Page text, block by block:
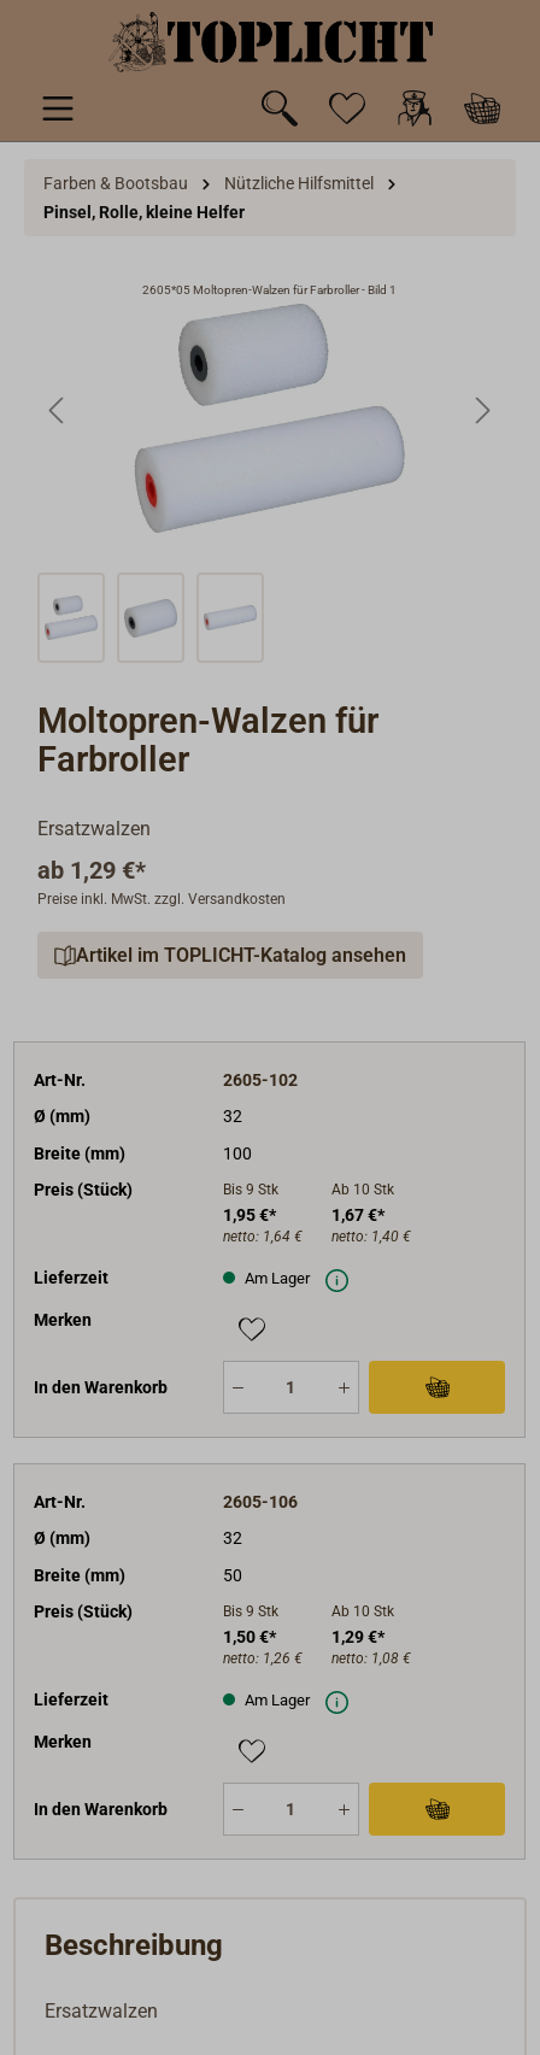
springen
Farben & Bootsbau
Nützliche Hilfsmittel
Pinsel, Rolle, kleine Helfer
2605*05 Moltopren-Walzen für Farbroller - Bild 1
Moltopren-Walzen für
Farbroller
Ersatzwalzen
ab 1,29 €*
Preise inkl. MwSt. zzgl. Versandkosten
Artikel im TOPLICHT-Katalog ansehen
Art-Nr.
2605-102
Ø (mm)
32
Breite (mm)
100
Preis (Stück)
Bis 9 Stk
1,95 €*
netto: 1,64 €
Ab 10 Stk
1,67 €*
netto: 1,40 €
Lieferzeit Am Lager
Merken
In den Warenkorb
Art-Nr.
2605-106
Ø (mm)
32
Breite (mm)
50
Preis (Stück)
Bis 9 Stk
1,50 €*
netto: 1,26 €
Ab 10 Stk
1,29 €*
netto: 1,08 €
Lieferzeit Am Lager
Merken
In den Warenkorb
Beschreibung
Ersatzwalzen